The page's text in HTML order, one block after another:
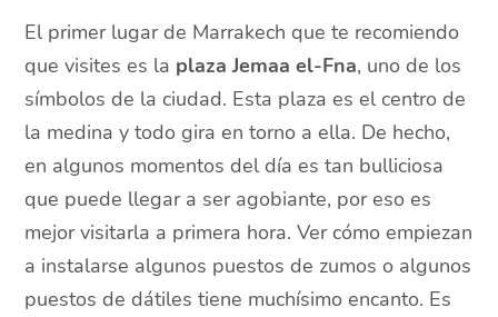
El primer lugar de Marrakech que te recomiendo
que visites es la plaza Jemaa el-Fna, uno de los
símbolos de la ciudad. Esta plaza es el centro de
la medina y todo gira en torno a ella. De hecho,
en algunos momentos del día es tan bulliciosa
que puede llegar a ser agobiante, por eso es
mejor visitarla a primera hora. Ver cómo empiezan
a instalarse algunos puestos de zumos o algunos
puestos de dátiles tiene muchísimo encanto. Es